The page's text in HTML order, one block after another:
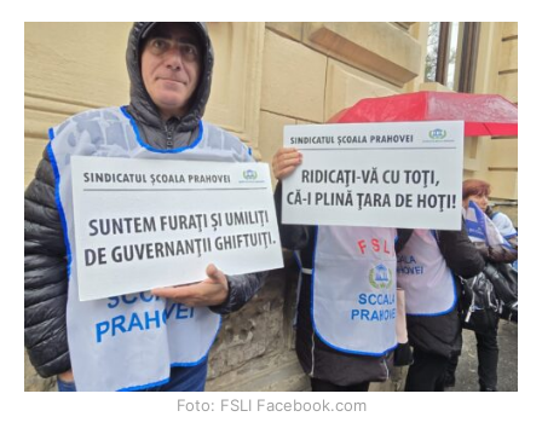
Foto: FSLI Facebook.com